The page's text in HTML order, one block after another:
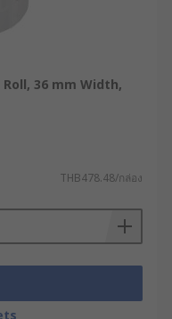
บการพิมพ์ได้
หรือ
อกหลากหลาย ทั้ง
วนขนาดใหญ่
ใจได้ว่าฉลากทุก
ทาน และตรง
ทุกประเภท
าคืออะไร
วไปว่า Label
36 mm Width,
THB478.48/กล่อง